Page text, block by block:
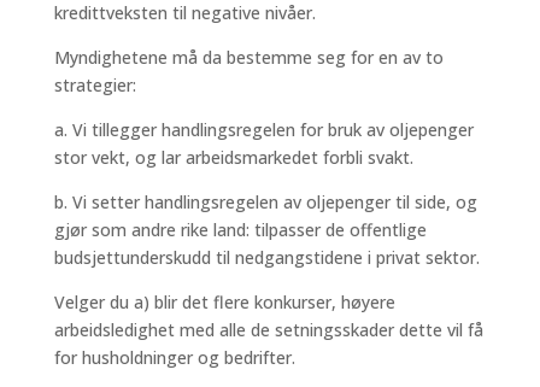
kredittveksten til negative nivåer.
Myndighetene må da bestemme seg for en av to
strategier:
a. Vi tillegger handlingsregelen for bruk av oljepenger
stor vekt, og lar arbeidsmarkedet forbli svakt.
b. Vi setter handlingsregelen av oljepenger til side, og
gjør som andre rike land: tilpasser de offentlige
budsjettunderskudd til nedgangstidene i privat sektor.
Velger du a) blir det flere konkurser, høyere
arbeidsledighet med alle de setningsskader dette vil få
for husholdninger og bedrifter.